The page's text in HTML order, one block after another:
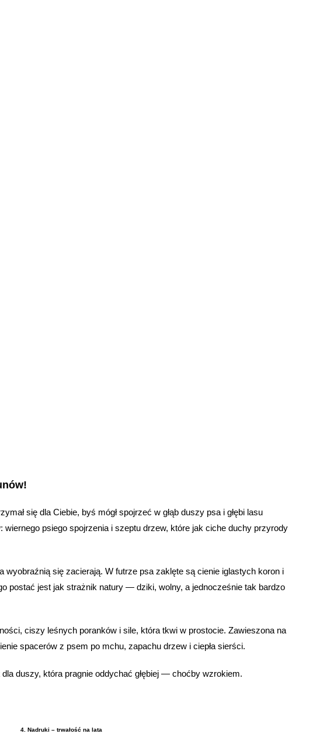
się dla Ciebie, byś mógł spojrzeć w głąb duszy psa i głębi lasu
psiego spojrzenia i szeptu drzew, które jak ciche duchy przyrody
się zacierają. W futrze psa zaklęte są cienie iglastych koron i
postać jest jak strażnik natury — dziki, wolny, a jednocześnie tak bardzo
ciszy leśnych poranków i sile, która tkwi w prostocie. Zawieszona na
spacerów z psem po mchu, zapachu drzew i ciepła sierści.
duszy, która pragnie oddychać głębiej — choćby wzrokiem.
4. Nadruki – trwałość na lata